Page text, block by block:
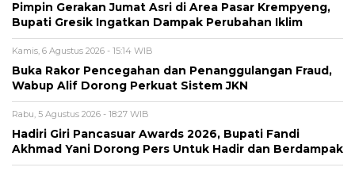
Pimpin Gerakan Jumat Asri di Area Pasar Krempyeng,
Bupati Gresik Ingatkan Dampak Perubahan Iklim
Kamis, 6 Agustus 2026 - 15:14 WIB
Buka Rakor Pencegahan dan Penanggulangan Fraud,
Wabup Alif Dorong Perkuat Sistem JKN
Rabu, 5 Agustus 2026 - 18:27 WIB
Hadiri Giri Pancasuar Awards 2026, Bupati Fandi
Akhmad Yani Dorong Pers Untuk Hadir dan Berdampak